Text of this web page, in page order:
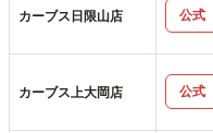
カーブス日限山店 公式
カーブス上大岡店 公式